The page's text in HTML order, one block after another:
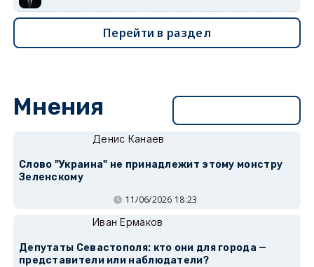
Перейти в раздел
Мнения
Денис Канаев
Слово "Украина" не принадлежит этому монстру
Зеленскому
11/06/2026 18:23
Иван Ермаков
Депутаты Севастополя: кто они для города —
представители или наблюдатели?